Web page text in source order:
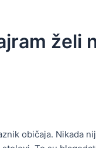
želi
običaja. Nikada